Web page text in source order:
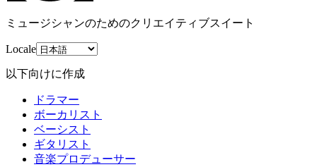
ミュージシャンのためのクリエイティブスイート
Locale
以下向けに作成
ドラマー
ボーカリスト
ベーシスト
ギタリスト
音楽プロデューサー